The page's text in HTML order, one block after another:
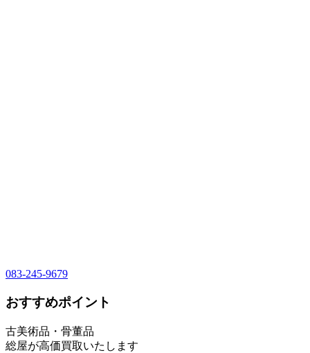
083-245-9679
おすすめポイント
古美術品・骨董品
総屋が高価買取いたします